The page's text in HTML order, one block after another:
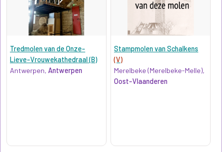
Tredmolen van de Onze-
Lieve-Vrouwekathedraal (B)
Antwerpen, Antwerpen
Stampmolen van Schalkens
(V)
Merelbeke (Merelbeke-Melle),
Oost-Vlaanderen